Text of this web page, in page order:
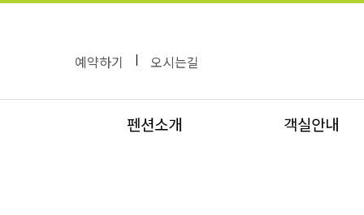
예약하기 | 오시는길
펜션소개 객실안내